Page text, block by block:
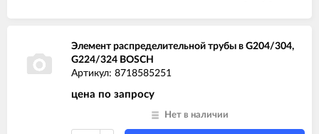
Элемент распределительной трубы в G204/304,
G224/324 BOSCH
Артикул: 8718585251
цена по запросу
Нет в наличии